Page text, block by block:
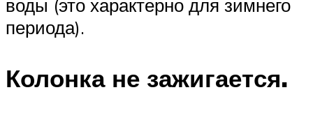
воды (это характерно для зимнего
периода).
Колонка не зажигается.